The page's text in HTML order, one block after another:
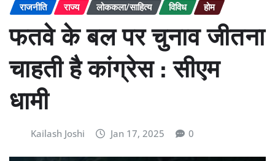
राजनीति
राज्य लोककला/साहित्य विविध होम
फतवे के बल पर चुनाव जीतना
चाहती है कांग्रेस : सीएम
धामी
Kailash Joshi Jan 17, 2025 0